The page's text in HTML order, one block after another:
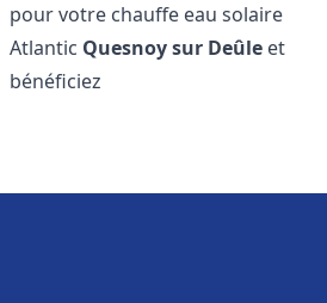
pour votre chauffe eau solaire
Atlantic Quesnoy sur Deûle et
bénéficiez